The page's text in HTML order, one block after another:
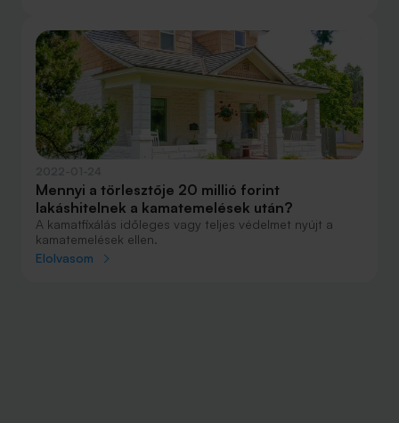
hitelösszegre, 40 és 60 millió forintra vizsgáltuk meg,
hogy milyen feltételekkel lehet októberben ilyen nagy
összegű lakáshitelt felvenni.
Mennyi a törlesztője 20 millió forint
lakáshitelnek a kamatemelések után?
A kamatfixálás időleges vagy teljes védelmet nyújt a
kamatemelések ellen.
Elolvasom